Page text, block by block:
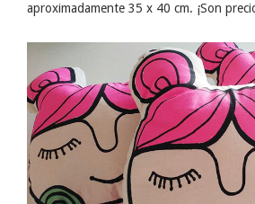
aproximadamente 35 x 40 cm. ¡Son